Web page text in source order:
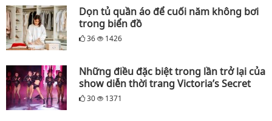
Dọn tủ quần áo để cuối năm không bơi
trong biển đồ
36 1426
Những điều đặc biệt trong lần trở lại của
show diễn thời trang Victoria’s Secret
30 1371